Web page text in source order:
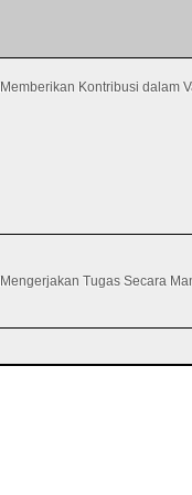
Memberikan Kontribusi dalam
Mengerjakan Tugas Secara